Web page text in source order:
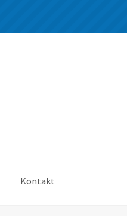
Kontakt